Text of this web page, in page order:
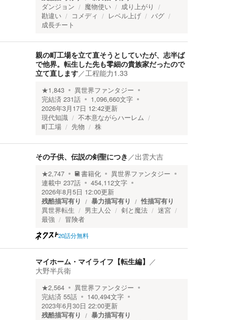
ダンジョン
魔物使い
成り上がり
勘違い
コメディ レベル上げ
バグ
成長チート
親の町工場を立て直そうとしていたが、志半ば
で他界。転生した先も零細の貴族家だったので
立て直します／工程能力1.33
★1,843
異世界ファンタジー
完結済 231話 1,096,660文字
2026年3月17日 12:42更新
現代知識
不本意ながらハーレム
町工場
先物 株
その子供、伝説の剣聖につき ／出雲大吉
★2,747 書籍化
異世界ファンタジー
連載中 237話 454,112文字
2026年8月5日 12:00更新
残酷描写有り
暴力描写有り
性描写有り
異世界転生
男主人公 剣と魔法
迷宮
最強
冒険者
20話分無料
マイホーム・マイライフ【転生編】 ／
大野半兵衛
★2,564
異世界ファンタジー
完結済 55話 140,494文字
2023年6月30日 22:00更新
残酷描写有り
暴力描写有り